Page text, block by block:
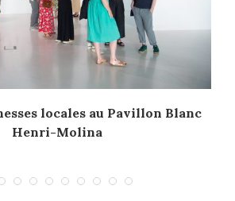
locales au Pavillon Blanc
Henri-Molina